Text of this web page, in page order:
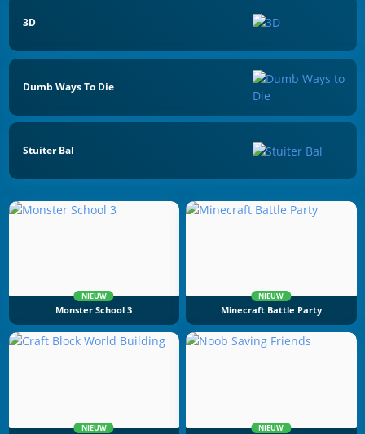
3D
Dumb Ways To Die
Stuiter Bal
NIEUW
Monster School 3
NIEUW
Minecraft Battle Party
NIEUW NIEUW